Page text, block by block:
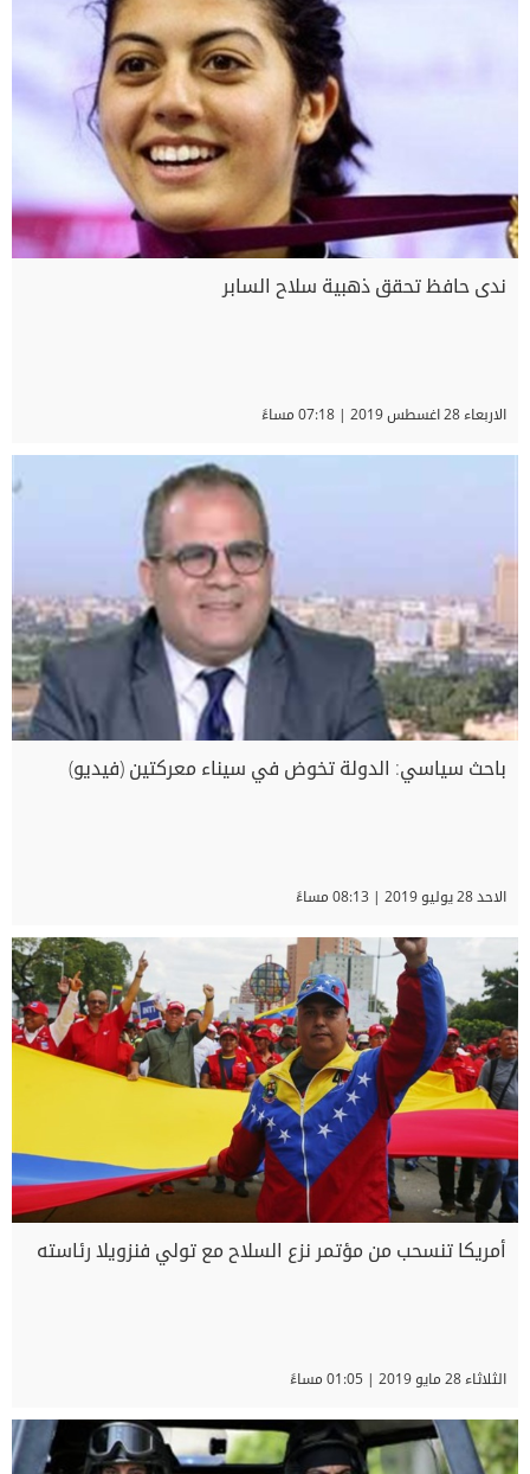
ندى حافظ تحقق ذهبية سلاح السابر
الاربعاء 28 اغسطس 2019 | 07:18 مساءً
باحث سياسي: الدولة تخوض في سيناء معركتين (فيديو)
الاحد 28 يوليو 2019 | 08:13 مساءً
أمريكا تنسحب من مؤتمر نزع السلاح مع تولي فنزويلا رئاسته
الثلاثاء 28 مايو 2019 | 01:05 مساءً